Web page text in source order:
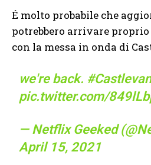
É molto probabile che
potrebbero arrivare
con la messa in onda di
we're back.
pic.twitter.com/
— Netflix Geeked
April 15, 2021